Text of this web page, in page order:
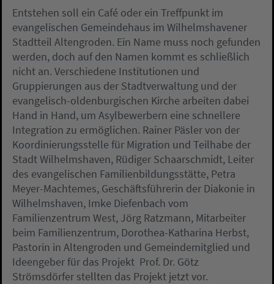
Entstehen soll ein Café oder ein Treffpunkt im
evangelischen Gemeindehaus im Wilhelmshavener
Stadtteil Altengroden. Ein Name muss noch gefunden
werden, doch auf den Namen kommt es schließlich
nicht an. Verschiedene Institutionen und
Gruppierungen aus der Stadtverwaltung und der
evangelisch-oldenburgischen Kirche arbeiten dabei
Hand in Hand, um Asylbewerbern eine schnellere
Integration zu ermöglichen. Rainer Päsler von der
Koordinierungsstelle für Migration und Teilhabe der
Stadt Wilhelmshaven, Rüdiger Schaarschmidt, Leiter
des evangelischen Familienbildungsstätte, Petra
Meyer-Machtemes, Geschäftsführerin der Diakonie in
Wilhelmshaven, Imke Diefenbach vom
Familienzentrum West, Jörg Ratzmann, Mitarbeiter
beim Familienzentrum, Dorothea-Katharina Herbst,
Pastorin in Altengroden und Gemeindemitglied und
Ideengeber für das Projekt Prof. Dr. Götz
Strömsdörfer stellten das Projekt jetzt vor.